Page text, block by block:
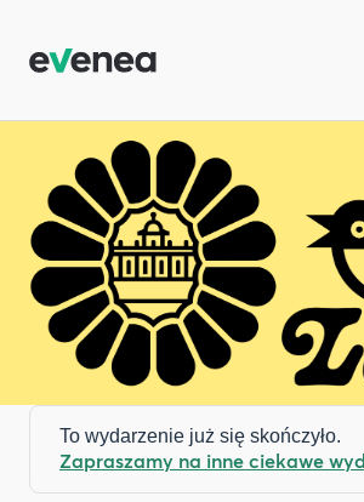
To wydarzenie już się skończyło.
Zapraszamy na inne ciekawe